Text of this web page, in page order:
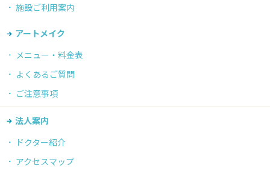
施設ご利用案内
アートメイク
メニュー・料金表
よくあるご質問
ご注意事項
法人案内
ドクター紹介
アクセスマップ